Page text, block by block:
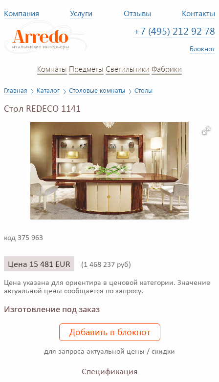
Компания Услуги Отзывы Контакты
+7 (495) 212 92 78
Блокнот
Комнаты Предметы Светильники Фабрики
Главная Каталог Столовые комнаты Столы
Стол REDECO 1141
код 375 963
Цена 15 481 EUR (1 468 237 руб)
Цена указана для ориентира в ценовой категории. Значение
актуальной цены сообщается по запросу.
Изготовление под заказ
Добавить в блокнот
для запроса актуальной цены / скидки
Спецификация